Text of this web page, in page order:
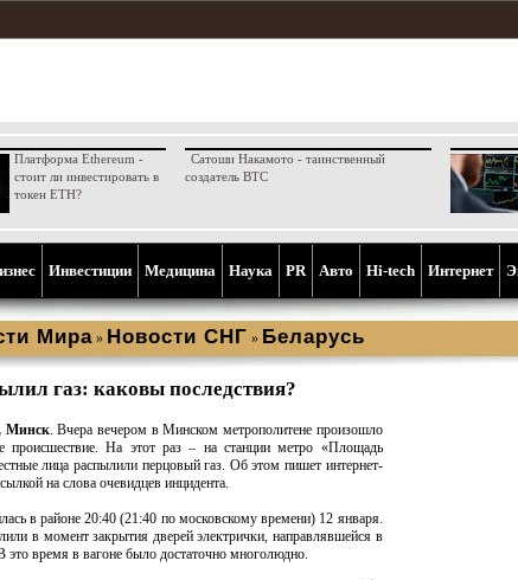
Платформа Ethereum -
стоит ли инвестировать в
токен ETH?
Сатоши Накамото - таинственный
создатель BTC
Инвестиции Медицина Наука PR Aвто Hi-tech Интернет
Мира » Новости СНГ » Беларусь
газ: каковы последствия?
Минск. Вчера вечером в Минском метрополитене произошло
происшествие. На этот раз – на станции метро «Площадь
лица распылили перцовый газ. Об этом пишет интернет-
на слова очевидцев инцидента.
в районе 20:40 (21:40 по московскому времени) 12 января.
в момент закрытия дверей электрички, направлявшейся в
это время в вагоне было достаточно многолюдно.